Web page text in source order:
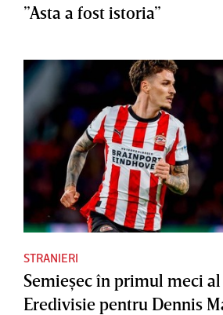
”Asta a fost istoria”
STRANIERI
Semieşec în primul meci
Eredivisie pentru Dennis